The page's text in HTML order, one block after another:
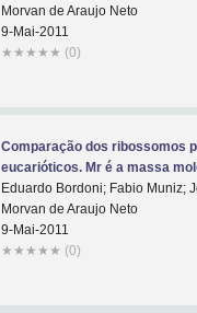
Morvan de Araujo Neto
9-Mai-2011
★ ★ ★ ★ ★ (0)
Comparação dos ribossomos
eucarióticos. Mr é a massa
Eduardo Bordoni; Fabio Muniz;
Morvan de Araujo Neto
9-Mai-2011
★ ★ ★ ★ ★ (0)